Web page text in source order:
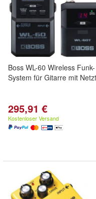
Boss WL-60 Wireless Funk-
System für Gitarre mit
295,91 €
Kostenloser Versand